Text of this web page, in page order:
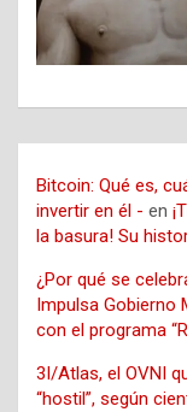
Bitcoin: Qué es,
invertir en él - en
la basura! Su
¿Por qué se
Impulsa Gobierno
con el programa
3I/Atlas, el OVNI
“hostil”, según